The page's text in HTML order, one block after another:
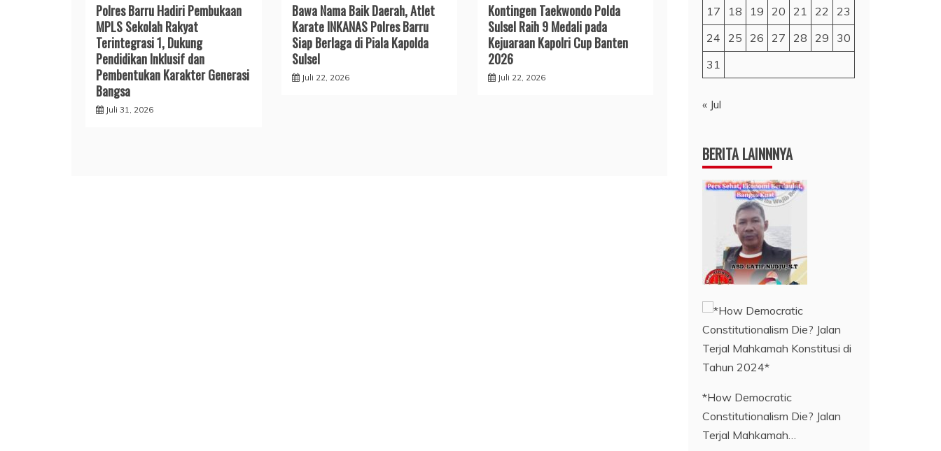
Polres Barru Hadiri Pembukaan
MPLS Sekolah Rakyat
Terintegrasi 1, Dukung
Pendidikan Inklusif dan
Pembentukan Karakter Generasi
Bangsa
Juli 31, 2026
​Bawa Nama Baik Daerah, Atlet
Karate INKANAS Polres Barru
Siap Berlaga di Piala Kapolda
Sulsel
Juli 22, 2026
Kontingen Taekwondo Polda
Sulsel Raih 9 Medali pada
Kejuaraan Kapolri Cup Banten
2026
Juli 22, 2026
17
18 19 20 21 22
23
24
25 26 27 28 29
30
31
« Jul
BERITA LAINNNYA
*How Democratic
Constitutionalism Die? Jalan
Terjal Mahkamah…